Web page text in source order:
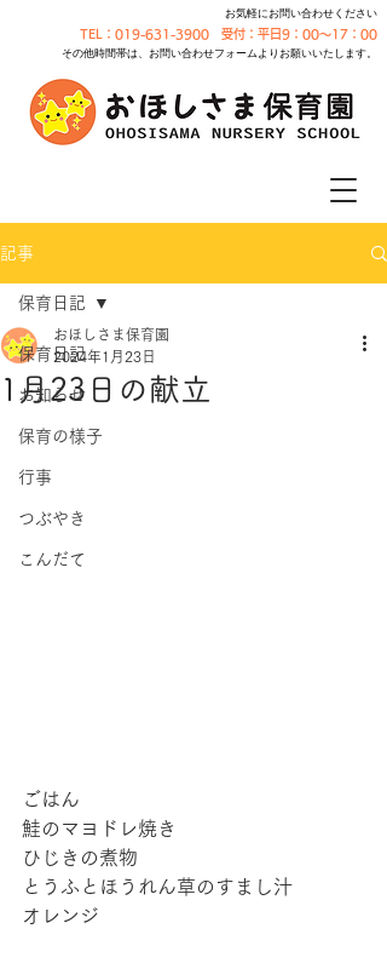
お気軽にお問い合わせください
TEL：019-631-3900 受付：平日9：00～17：00
その他時間帯は、お問い合わせフォームよりお願いいたします。
記事
保育日記
お知らせ
保育の様子
行事
つぶやき
こんだて
保育日記
1月23日の献立
おほしさま保育園
2024年1月23日
ごはん
鮭のマヨドレ焼き
ひじきの煮物
とうふとほうれん草のすまし汁
オレンジ